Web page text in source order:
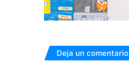
Deja un comentario